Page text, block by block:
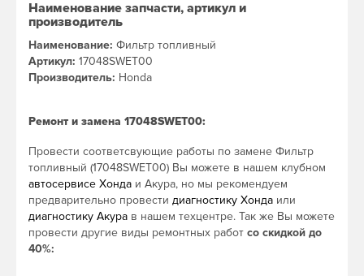
Наименование запчасти, артикул и
производитель
Наименование: Фильтр топливный
Артикул: 17048SWET00
Производитель: Honda
Ремонт и замена 17048SWET00:
Провести соответсвующие работы по замене Фильтр
топливный (17048SWET00) Вы можете в нашем клубном
автосервисе Хонда и Акура, но мы рекомендуем
предварительно провести диагностику Хонда или
диагностику Акура в нашем техцентре. Так же Вы можете
провести другие виды ремонтных работ со скидкой до
40%: